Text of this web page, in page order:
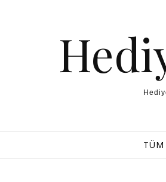
TÜM